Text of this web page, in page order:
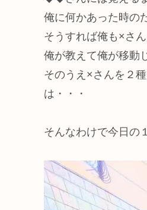
俺に何かあった時の
そうすれば俺も×さ
俺が教えて俺が移動
そのうえ×さんを２
は・・・
そんなわけで今日の